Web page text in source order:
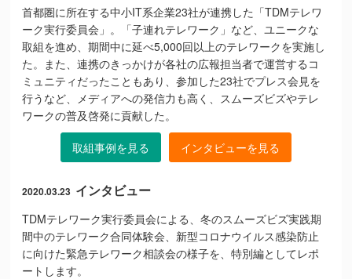
首都圏に所在する中小IT系企業23社が連携した「TDMテレワ
ーク実行委員会」。「子連れテレワーク」など、ユニークな
取組を進め、期間中に延べ5,000回以上のテレワークを実施し
た。また、連携のきっかけが各社の広報担当者で運営するコ
ミュニティだったこともあり、参加した23社でプレス会見を
行うなど、メディアへの発信力も高く、スムーズビズやテレ
ワークの普及啓発に貢献した。
取組事例を見る インタビューを見る
2020.03.23 インタビュー
TDMテレワーク実行委員会による、冬のスムーズビズ実践期
間中のテレワーク合同体験会、新型コロナウイルス感染防止
に向けた緊急テレワーク相談会の様子を、特別編としてレポ
ートします。